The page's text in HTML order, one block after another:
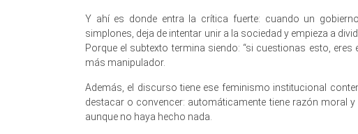
Y ahí es donde entra la crítica fuerte: cuando un
simplones, deja de intentar unir a la sociedad y empieza a
Porque el subtexto termina siendo: “si cuestionas esto,
más manipulador.
Además, el discurso tiene ese feminismo institucional
destacar o convencer: automáticamente tiene razón moral
aunque no haya hecho nada.